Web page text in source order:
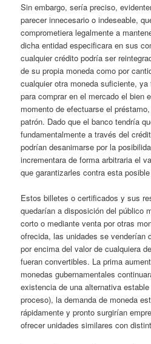
Sin embargo, sería preciso,
parecer innecesario o indeseable,
comprometiera legalmente a
dicha entidad especificara en sus
cualquier crédito podría ser
de su propia moneda como por
cualquier otra moneda suficiente,
para comprar en el mercado el bien
momento de efectuarse el
patrón. Dado que el banco tendría
fundamentalmente a través del
podrían desanimarse por la
incrementara de forma arbitraria el
que garantizarles contra esta
Estos billetes o certificados y sus
quedarían a disposición del público
corto o mediante venta por otras
ofrecida, las unidades se venderían
por encima del valor de cualquiera
fueran convertibles. La prima
monedas gubernamentales
existencia de una alternativa
proceso), la demanda de moneda
rápidamente y pronto surgirían
ofrecer unidades similares con